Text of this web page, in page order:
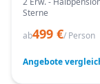
Sterne
ab499 €/ Person
Angebote